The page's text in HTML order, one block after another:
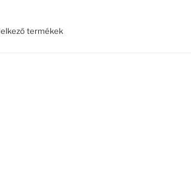
termékek